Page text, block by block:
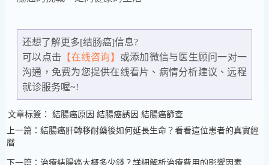
还想了解更多[结肠癌]信息?
可以点击 【在线咨询】 或添加微信与医生顾问一对一
沟通，免费为您提供在线看片、病情分析建议、远程
就诊服务喔~!
文章标簽：結腸癌原因 結腸癌誘因 結腸癌篩查
上一篇：結腸癌肝轉移耐藥後如何延長生命？看看這位患者的真實經
曆
下一篇：治療結腸癌大概多少錢？詳細解析治療費用的影響因素